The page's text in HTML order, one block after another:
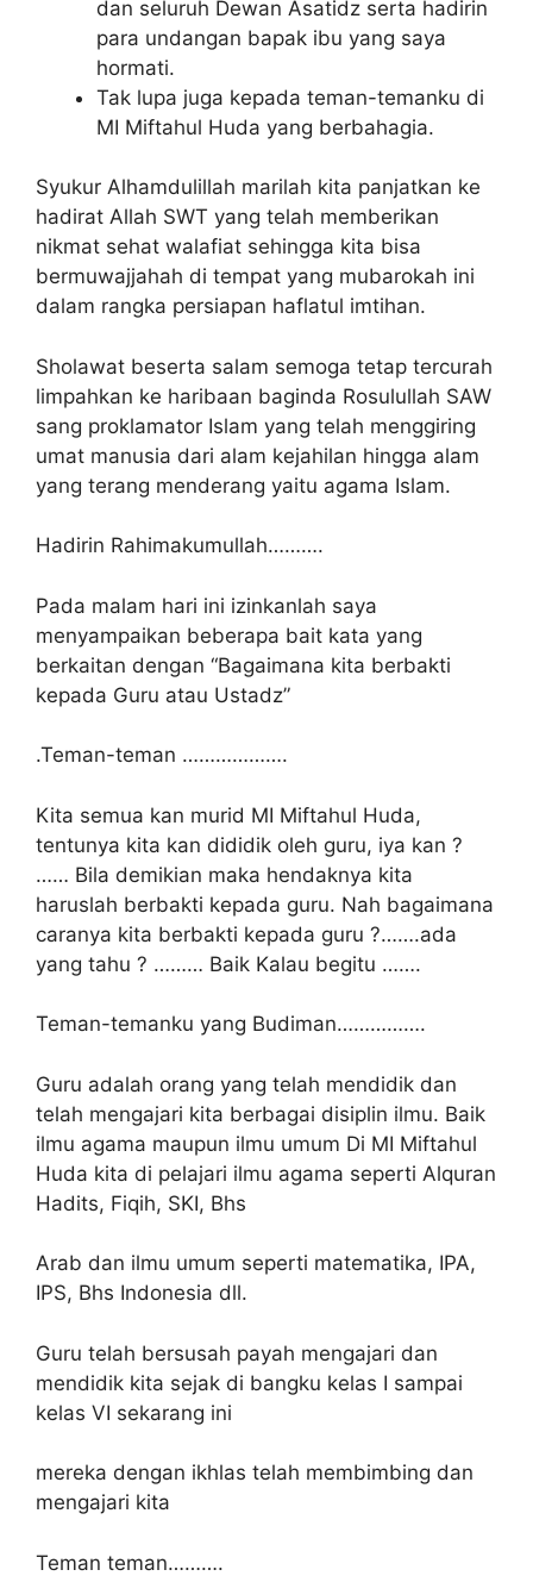
dan seluruh Dewan Asatidz serta hadirin
para undangan bapak ibu yang saya
hormati.
Tak lupa juga kepada teman-temanku di
MI Miftahul Huda yang berbahagia.
Syukur Alhamdulillah marilah kita panjatkan ke
hadirat Allah SWT yang telah memberikan
nikmat sehat walafiat sehingga kita bisa
bermuwajjahah di tempat yang mubarokah ini
dalam rangka persiapan haflatul imtihan.
Sholawat beserta salam semoga tetap tercurah
limpahkan ke haribaan baginda Rosulullah SAW
sang proklamator Islam yang telah menggiring
umat manusia dari alam kejahilan hingga alam
yang terang menderang yaitu agama Islam.
Hadirin Rahimakumullah……….
Pada malam hari ini izinkanlah saya
menyampaikan beberapa bait kata yang
berkaitan dengan “Bagaimana kita berbakti
kepada Guru atau Ustadz”
.Teman-teman ……………….
Kita semua kan murid MI Miftahul Huda,
tentunya kita kan dididik oleh guru, iya kan ?
…… Bila demikian maka hendaknya kita
haruslah berbakti kepada guru. Nah bagaimana
caranya kita berbakti kepada guru ?…….ada
yang tahu ? ……… Baik Kalau begitu …….
Teman-temanku yang Budiman…………….
Guru adalah orang yang telah mendidik dan
telah mengajari kita berbagai disiplin ilmu. Baik
ilmu agama maupun ilmu umum Di MI Miftahul
Huda kita di pelajari ilmu agama seperti Alquran
Hadits, Fiqih, SKI, Bhs
Arab dan ilmu umum seperti matematika, IPA,
IPS, Bhs Indonesia dll.
Guru telah bersusah payah mengajari dan
mendidik kita sejak di bangku kelas I sampai
kelas VI sekarang ini
mereka dengan ikhlas telah membimbing dan
mengajari kita
Teman teman……….